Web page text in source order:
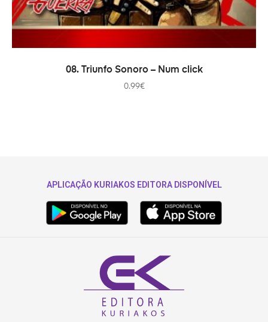
ADICIONAR
08. Triunfo Sonoro – Num click
0.99€
APLICAÇÃO KURIAKOS EDITORA DISPONÍVEL